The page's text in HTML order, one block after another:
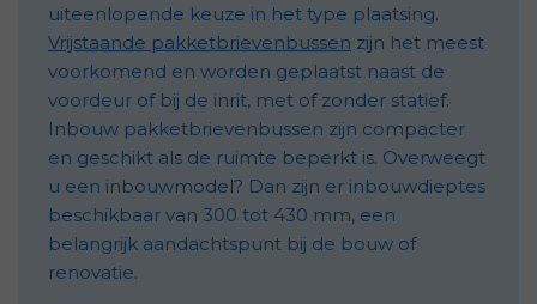
uiteenlopende keuze in het type plaatsing.
Vrijstaande pakketbrievenbussen zijn het meest
voorkomend en worden geplaatst naast de
voordeur of bij de inrit, met of zonder statief.
Inbouw pakketbrievenbussen zijn compacter
en geschikt als de ruimte beperkt is. Overweegt
u een inbouwmodel? Dan zijn er inbouwdieptes
beschikbaar van 300 tot 430 mm, een
belangrijk aandachtspunt bij de bouw of
renovatie.